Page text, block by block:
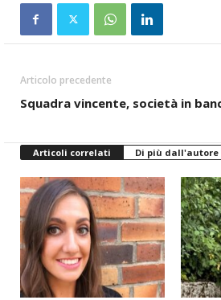
Articolo precedente
Squadra vincente, società in
Articoli correlati Di più dall'autore